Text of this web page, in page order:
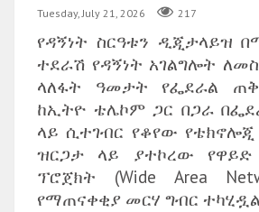
Tuesday, July 21, 2026 217
የዳኝነት ስርዓቱን ዲጂታላይዝ
ተደራሽ የዳኝነት አገልግሎት
ላለፋት ዓመታት የፌደራል
ከኢትዮ ቴሌኮም ጋር በጋራ
ላይ ሲተገብር የቆየው
ዝርጋታ ላይ ያተኮረው የዋይድ
ፕሮጀክት (Wide Area
የማጠናቀቂያ መርሃ ግብር